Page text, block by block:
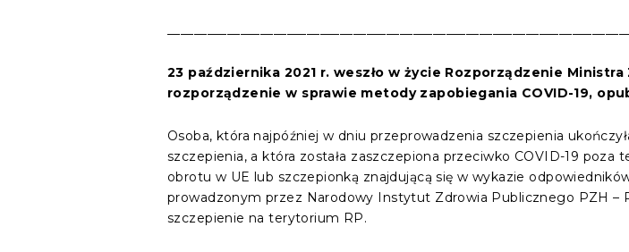
23 października 2021 r. weszło w życie Rozporządzenie Ministra
rozporządzenie w sprawie metody zapobiegania COVID-19,
Osoba, która najpóźniej w dniu przeprowadzenia szczepienia
szczepienia, a która została zaszczepiona przeciwko COVID-19
obrotu w UE lub szczepionką znajdującą się w wykazie
prowadzonym przez Narodowy Instytut Zdrowia Publicznego PZH
szczepienie na terytorium RP.